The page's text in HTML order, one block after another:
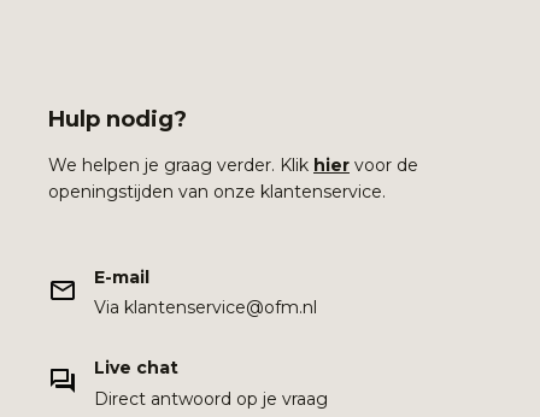
Hulp nodig?
We helpen je graag verder. Klik hier voor de
openingstijden van onze klantenservice.
E-mail
Via klantenservice@ofm.nl
Live chat
Direct antwoord op je vraag